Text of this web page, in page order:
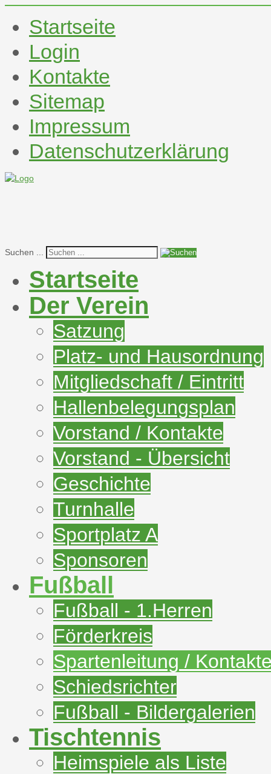
Startseite
Login
Kontakte
Sitemap
Impressum
Datenschutzerklärung
Suchen ...
Startseite
Der Verein
Satzung
Platz- und Hausordnung
Mitgliedschaft / Eintritt
Hallenbelegungsplan
Vorstand / Kontakte
Vorstand - Übersicht
Geschichte
Turnhalle
Sportplatz A
Sponsoren
Fußball
Fußball - 1.Herren
Förderkreis
Spartenleitung /
Schiedsrichter
Fußball - Bildergalerien
Tischtennis
Heimspiele als Liste